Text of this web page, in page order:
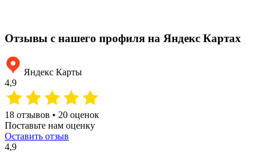
Отзывы с нашего профиля на Яндекс Картах
Яндекс Карты
4,9
18 отзывов • 20 оценок
Поставьте нам оценку
Оставить отзыв
4,9